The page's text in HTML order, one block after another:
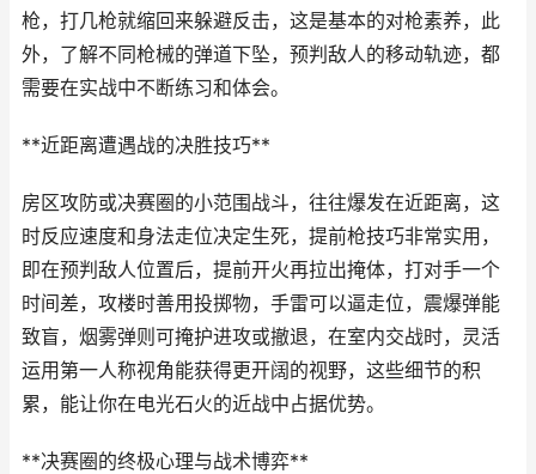
枪，打几枪就缩回来躲避反击，这是基本的对枪素养，此
外，了解不同枪械的弹道下坠，预判敌人的移动轨迹，都
需要在实战中不断练习和体会。
**近距离遭遇战的决胜技巧**
房区攻防或决赛圈的小范围战斗，往往爆发在近距离，这
时反应速度和身法走位决定生死，提前枪技巧非常实用，
即在预判敌人位置后，提前开火再拉出掩体，打对手一个
时间差，攻楼时善用投掷物，手雷可以逼走位，震爆弹能
致盲，烟雾弹则可掩护进攻或撤退，在室内交战时，灵活
运用第一人称视角能获得更开阔的视野，这些细节的积
累，能让你在电光石火的近战中占据优势。
**决赛圈的终极心理与战术博弈**